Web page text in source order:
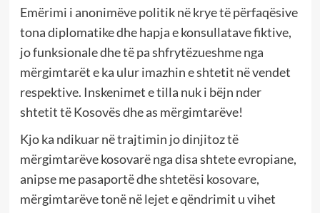
Emërimi i anonimëve politik në krye të përfaqësive
tona diplomatike dhe hapja e konsullatave fiktive,
jo funksionale dhe të pa shfrytëzueshme nga
mërgimtarët e ka ulur imazhin e shtetit në vendet
respektive. Inskenimet e tilla nuk i bëjn nder
shtetit të Kosovës dhe as mërgimtarëve!
Kjo ka ndikuar në trajtimin jo dinjitoz të
mërgimtarëve kosovarë nga disa shtete evropiane,
anipse me pasaportë dhe shtetësi kosovare,
mërgimtarëve tonë në lejet e qëndrimit u vihet